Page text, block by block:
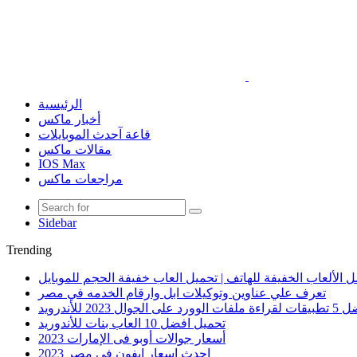
الرئيسية
أخبار ماكس
قاعة آحدث الموبايلات
مقالات ماكس
IOS Max
مراجعات ماكس
Sidebar
Trending
الألعاب الخفيفة للهاتف | تحميل العاب خفيفة الحجم للموبايل
تعرف علي عناوين وتوكيلات ابل وارقام الخدمه في مصر
على الجوال 2023 للأندرويد
تحميل افضل 10 العاب بنات للأندوريد
أسعار جوالات أوبو فى الإمارات 2023
احدث اسعار ايفون في مصر 2023